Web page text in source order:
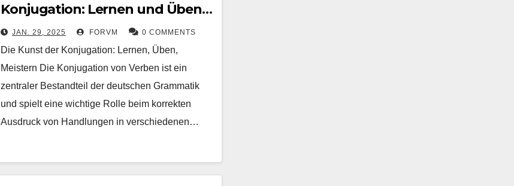
Konjugation: Lernen und Üben
für den Erfolg
JAN. 29, 2025 FORVM 0 COMMENTS
Die Kunst der Konjugation: Lernen, Üben,
Meistern Die Konjugation von Verben ist ein
zentraler Bestandteil der deutschen Grammatik
und spielt eine wichtige Rolle beim korrekten
Ausdruck von Handlungen in verschiedenen…